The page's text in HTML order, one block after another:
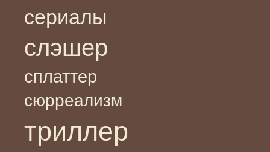
сериалы
слэшер
сплаттер
сюрреализм
триллер